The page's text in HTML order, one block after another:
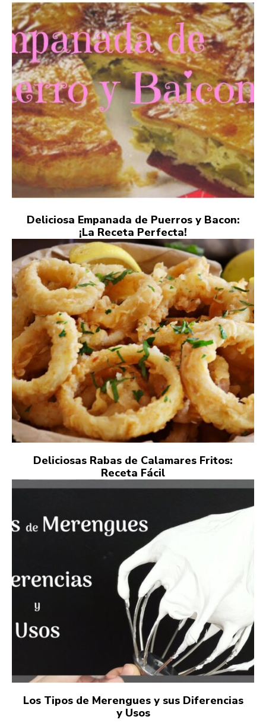
Deliciosa Empanada de Puerros y Bacon:
¡La Receta Perfecta!
Deliciosas Rabas de Calamares Fritos:
Receta Fácil
Los Tipos de Merengues y sus Diferencias
y Usos